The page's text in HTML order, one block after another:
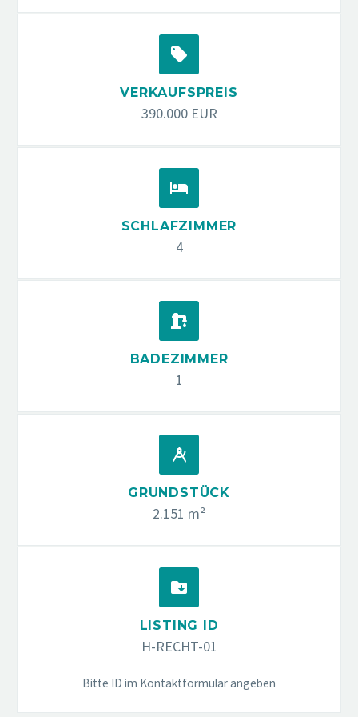


VERKAUFSPREIS
390.000 EUR


SCHLAFZIMMER
4


BADEZIMMER
1


GRUNDSTÜCK
2.151 m²


LISTING ID
H-RECHT-01
Bitte ID im Kontaktformular angeben